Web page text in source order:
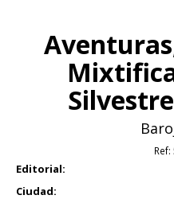
Ref:
Editorial:
Ciudad: